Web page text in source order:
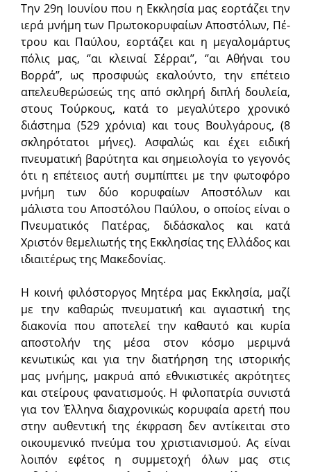
Την 29η Ιουνίου που η Εκκλη­σία μας εορτάζει την
ιερά μνήμη των Πρωτοκορυφαίων Αποστόλων, Πέ­
τρου και Παύλου, εορτάζει και η μεγαλομάρτυς
πόλις μας, ‘’αι κλειναί Σέρραι’’, ‘’αι Αθήναι του
Βορρά’’, ως προσφυώς εκαλούντο, την επέ­τειο
απελευθερώσεώς της από σκληρή διπλή δουλεία,
στους Τούρκους, κατά το μεγαλύτερο χρονικό
διάστημα (529 χρόνια) και τους Βουλγάρους, (8
σκληρότατοι μήνες). Ασφαλώς και έχει ειδική
πνευματική βαρύτητα και σημειολογία το γεγονός
ότι η επέτειος αυτή συμπίπτει με την φωτοφόρο
μνήμη των δύο κορυφαίων Αποστόλων και
μάλιστα του Αποστόλου Παύ­λου, ο οποίος είναι ο
Πνευματικός Πατέρας, διδάσκαλος και κατά
Χριστόν θεμελιωτής της Εκκλησίας της Ελλάδος και
ιδιαιτέρως της Μακεδονί­ας.
Η κοινή φιλόστοργος Μητέρα μας Εκκλησία, μαζί
με την καθαρώς πνευματική και αγιαστική της
διακονία που αποτελεί την καθαυτό και κυ­ρία
αποστολήν της μέσα στον κόσμο μεριμνά
κενωτικώς και για την δια­τήρηση της ιστορικής
μας μνήμης, μακρυά από εθνικιστικές ακρότητες
και στείρους φανατισμούς. Η φιλοπατρία συνιστά
για τον Έλληνα διαχρονικώς κορυφαία αρετή που
στην αυθεντική της έκφραση δεν αντίκει­ται στο
οικουμενικό πνεύμα του χριστιανισμού. Ας είναι
λοιπόν εφέτος η συμμετοχή όλων μας στις